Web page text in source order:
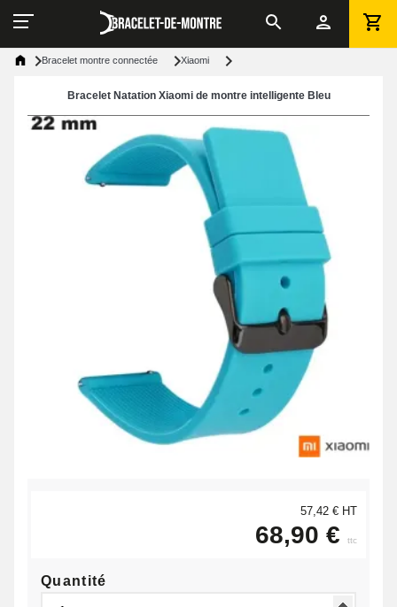
Bracelet montre connectée Xiaomi
Bracelet Natation Xiaomi de montre intelligente Bleu
57,42 € HT
68,90 € ttc
Quantité